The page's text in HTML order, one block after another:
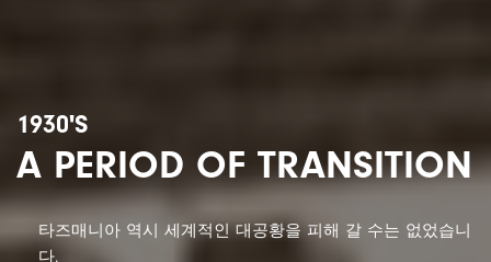
1930'S
A PERIOD OF TRANSITION
타즈매니아 역시 세계적인 대공황을 피해 갈 수는 없었습니
다.